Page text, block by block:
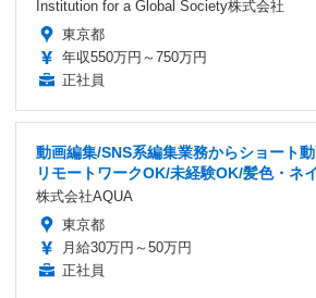
Institution for a Global Society株式会社
東京都
年収550万円～750万円
正社員
動画編集/SNS系編集業務からショート
リモートワークOK/未経験OK/髪色・ネ
株式会社AQUA
東京都
月給30万円～50万円
正社員